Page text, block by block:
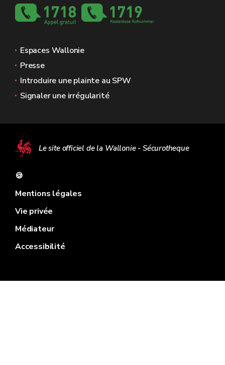
Espaces Wallonie
Presse
Introduire une plainte au SPW
Signaler une irrégularité
Le site officiel de la Wallonie - Sécurotheque
🍪
Mentions légales
Vie privée
Médiateur
Accessibilité